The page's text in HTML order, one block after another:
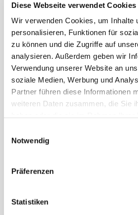
Diese Webseite verwendet Cookies
Wir verwenden Cookies, um Inhalte
personalisieren, Funktionen für
zu können und die Zugriffe auf
analysieren. Außerdem geben wir
Verwendung unserer Website an
soziale Medien, Werbung und
Partner führen diese Informationen
weiteren Daten zusammen, die Sie
Notwendig
Präferenzen
Statistiken
* Pflichtfeld
Ich akzeptiere, geschäftliche